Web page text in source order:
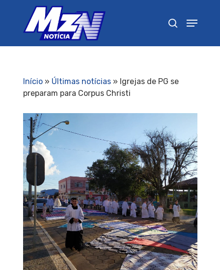
Início» Últimas notícias» Igrejas de PG se
preparam para Corpus Christi